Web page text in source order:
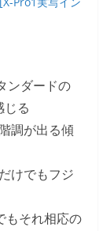
ンダードの
じる
調が出る傾
けでもフジ
もそれ相応の